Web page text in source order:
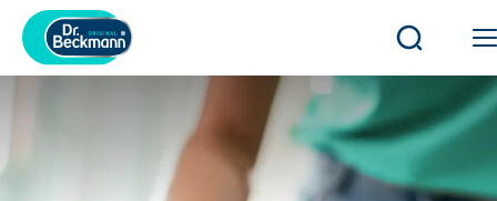
Odpri/